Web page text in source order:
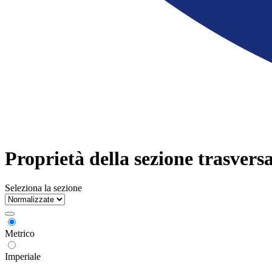
Proprietà della sezione
Seleziona la sezione
Metrico
Imperiale